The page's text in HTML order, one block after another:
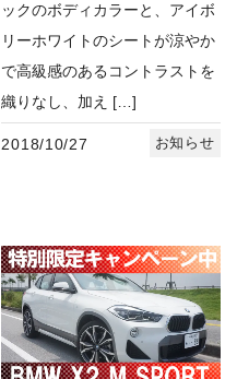
ックのボディカラーと、アイボ
リーホワイトのシートが涼やか
で高級感のあるコントラストを
織りなし、加え […]
2018/10/27 お知らせ